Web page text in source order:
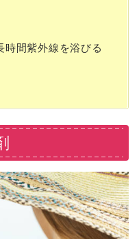
時間紫外線を浴びる